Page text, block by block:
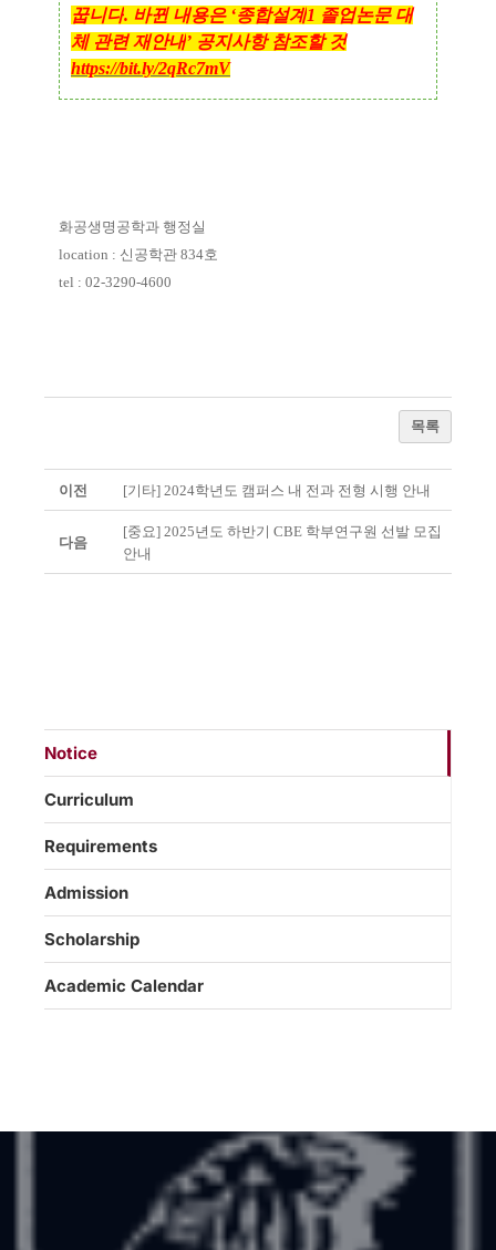
꿉니다. 바뀐 내용은 ‘종합설계1 졸업논문 대
체 관련 재안내’ 공지사항 참조할 것
https://bit.ly/2qRc7mV
화공생명공학과 행정실
location : 신공학관 834호
tel : 02-3290-4600
목록
이전 [기타] 2024학년도 캠퍼스 내 전과 전형 시행 안내
다음
[중요] 2025년도 하반기 CBE 학부연구원 선발 모집
안내
Notice
Curriculum
Requirements
Admission
Scholarship
Academic Calendar